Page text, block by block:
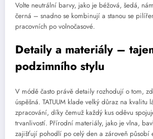
Volte neutrální barvy, jako je béžová, šedá,
černá – snadno se kombinují a stanou se
pracovních po volnočasové.
Detaily a materiály –
podzimního stylu
V módě často právě detaily rozhodují o tom,
úspěšná. TATUUM klade velký důraz na kvalitu
zpracování, díky čemuž každý kus oděvu
trvanlivostí. Přírodní materiály, jako je vlna,
zajišťují pohodlí po celý den a zároveň působí